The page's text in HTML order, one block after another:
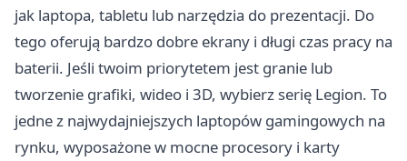
jak laptopa, tabletu lub narzędzia do prezentacji. Do
tego oferują bardzo dobre ekrany i długi czas pracy na
baterii. Jeśli twoim priorytetem jest granie lub
tworzenie grafiki, wideo i 3D, wybierz serię Legion. To
jedne z najwydajniejszych laptopów gamingowych na
rynku, wyposażone w mocne procesory i karty